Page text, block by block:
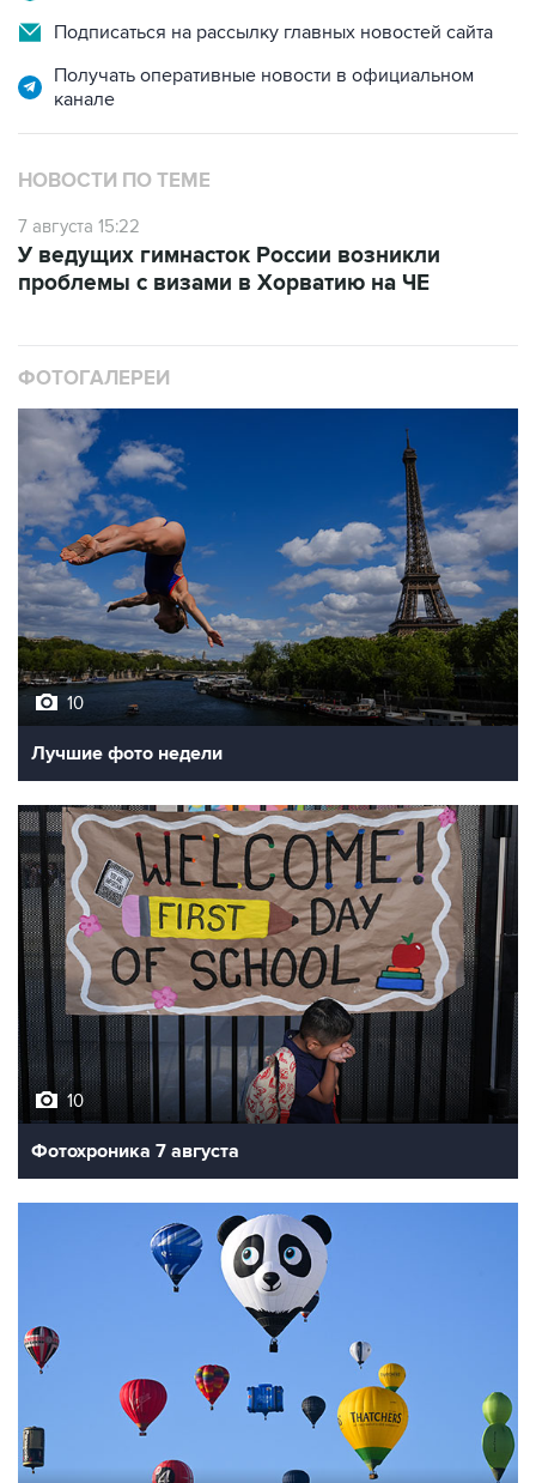
Получать оперативные новости в официальном
канале
НОВОСТИ ПО ТЕМЕ
7 августа 15:22
проблемы с визами в Хорватию на ЧЕ
10
Лучшие фото недели
10
Фотохроника 7 августа